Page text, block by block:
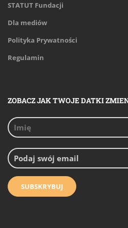
STATUT Fundacji
Dla mediów
Polityka Prywatności
Regulamin
ZOBACZ JAK TWOJE DATKI